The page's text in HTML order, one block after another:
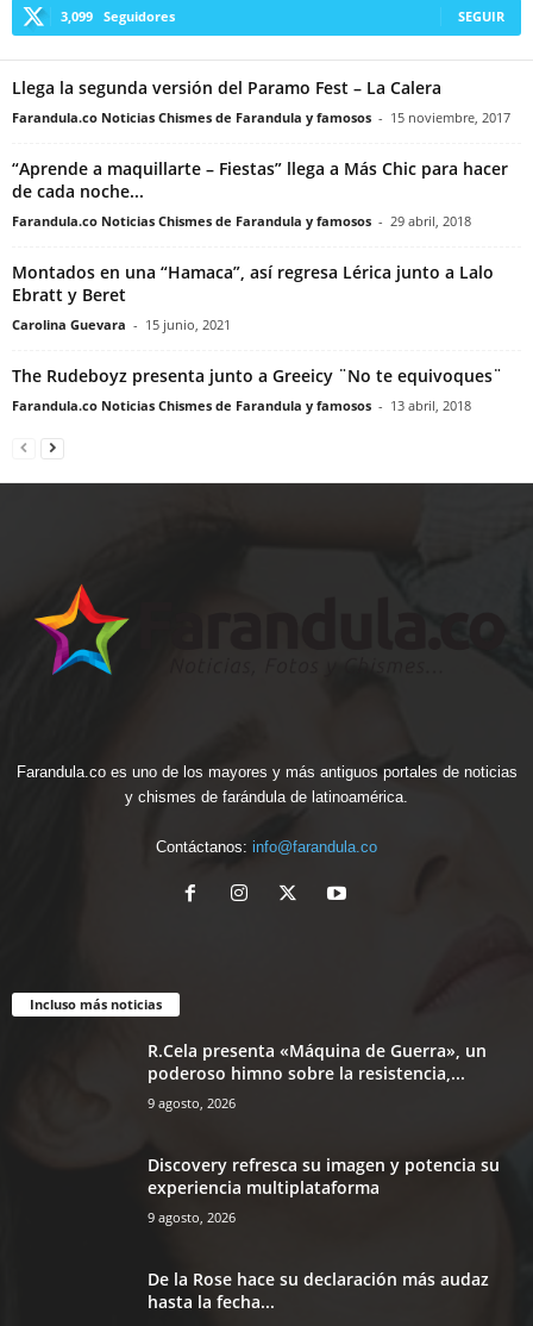
3,099 Seguidores SEGUIR
Llega la segunda versión del Paramo Fest – La Calera
Farandula.co Noticias Chismes de Farandula y famosos - 15 noviembre, 2017
“Aprende a maquillarte – Fiestas” llega a Más Chic para hacer
de cada noche...
Farandula.co Noticias Chismes de Farandula y famosos - 29 abril, 2018
Montados en una “Hamaca”, así regresa Lérica junto a Lalo
Ebratt y Beret
Carolina Guevara - 15 junio, 2021
The Rudeboyz presenta junto a Greeicy ¨No te equivoques¨
Farandula.co Noticias Chismes de Farandula y famosos - 13 abril, 2018
Farandula.co es uno de los mayores y más antiguos portales de noticias
y chismes de farándula de latinoamérica.
Contáctanos: info@farandula.co
Incluso más noticias
R.Cela presenta «Máquina de Guerra», un
poderoso himno sobre la resistencia,...
9 agosto, 2026
Discovery refresca su imagen y potencia su
experiencia multiplataforma
9 agosto, 2026
De la Rose hace su declaración más audaz
hasta la fecha...